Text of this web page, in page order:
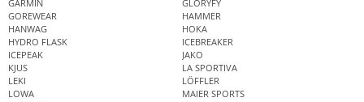
GARMIN
GLORYFY
GOREWEAR
HAMMER
HANWAG
HOKA
HYDRO FLASK
ICEBREAKER
ICEPEAK
JAKO
KJUS
LA SPORTIVA
LEKI
LÖFFLER
LOWA
MAIER SPORTS